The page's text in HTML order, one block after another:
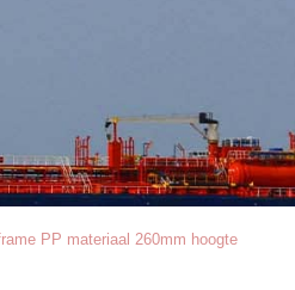
PP materiaal 260mm hoogte